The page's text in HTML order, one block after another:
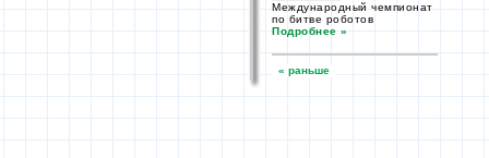
Международный чемпионат
по битве роботов
Подробнее »